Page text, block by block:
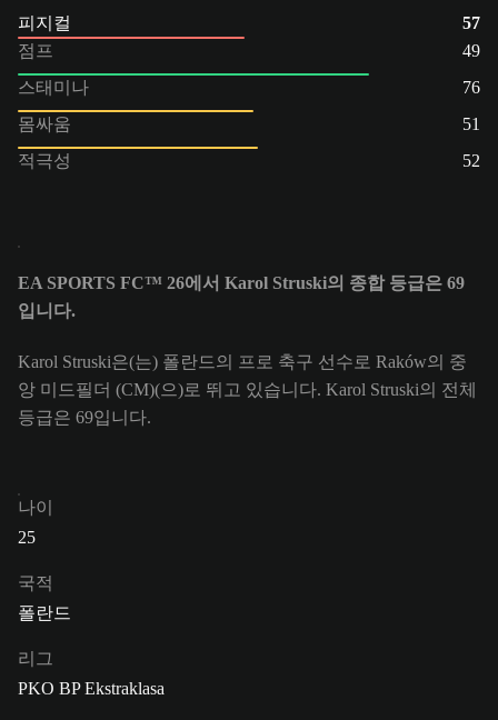
피지컬
57
점프
49
스태미나
76
몸싸움
51
적극성
52
EA SPORTS FC™ 26에서 Karol Struski의 종합 등급은 69
입니다.
Karol Struski은(는) 폴란드의 프로 축구 선수로 Raków의 중
앙 미드필더 (CM)(으)로 뛰고 있습니다. Karol Struski의 전체
등급은 69입니다.
나이
25
국적
폴란드
리그
PKO BP Ekstraklasa